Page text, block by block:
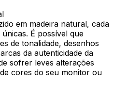
em madeira natural, cada
É possível que
de tonalidade, desenhos
da autenticidade da
sofrer leves alterações
cores do seu monitor ou